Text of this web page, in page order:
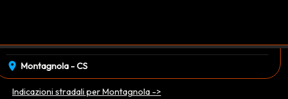
EVENTO CONCLUSO
event_available sabato 18 Ottobre • domenica 19 Ottobre
location_on Montagnola - CS
Indicazioni stradali per Montagnola ->